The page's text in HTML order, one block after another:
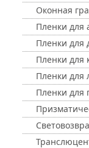
Оконная
Пленки для
Пленки для
Пленки для
Пленки для
Пленки для